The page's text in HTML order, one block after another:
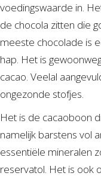
voedingswaarde in.
de chocola zitten die
meeste chocolade is
hap. Het is
cacao. Veelal
ongezonde stofjes.
Het is de cacaoboon
namelijk barstens vol
essentiële mineralen
reservatol. Het is ook